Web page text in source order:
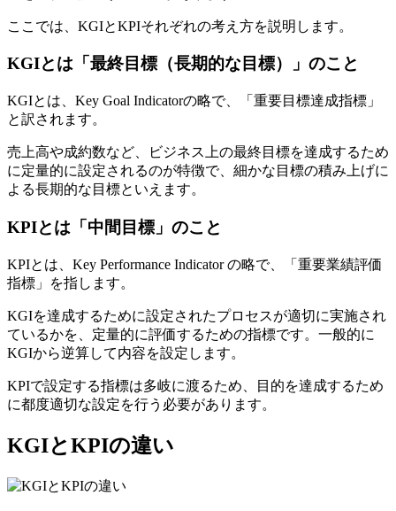
ここでは、KGIとKPIそれぞれの考え方を説明します。
KGIとは「最終目標（長期的な目標）」のこと
KGIとは、Key Goal Indicatorの略で、「重要目標達成指標」
と訳されます。
売上高や成約数など、ビジネス上の最終目標を達成するため
に定量的に設定されるのが特徴で、細かな目標の積み上げに
よる長期的な目標といえます。
KPIとは「中間目標」のこと
KPIとは、Key Performance Indicator の略で、「重要業績評価
指標」を指します。
KGIを達成するために設定されたプロセスが適切に実施され
ているかを、定量的に評価するための指標です。一般的に
KGIから逆算して内容を設定します。
KPIで設定する指標は多岐に渡るため、目的を達成するため
に都度適切な設定を行う必要があります。
KGIとKPIの違い